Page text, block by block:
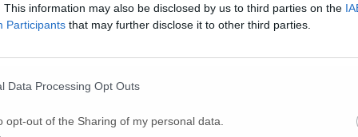
This information may also be disclosed by us to third parties on the
Participants that may further disclose it to other third parties.
Data Processing Opt Outs
opt-out of the Sharing of my personal data.
degli alluvionati
piattaforma Wishraiser una raccolta